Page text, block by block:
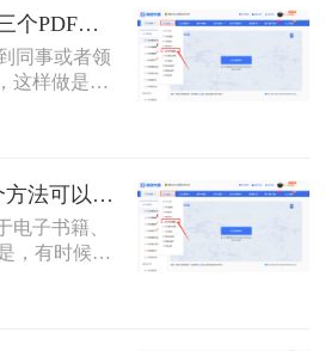
性，我们会
大家知道pdf
天就能大家
！
PDF如何解密？这个三个PDF解密工具可以帮你！
同事或者领
这样做是为
我们每次打
码才能进行
们就需要对
的操作，那
密呢？当然
荐三个方
何解密吧！
pdf怎么解密？这三个方法可以试一试！
电子书籍、
，有时候我
PDF文件，
来了困扰。